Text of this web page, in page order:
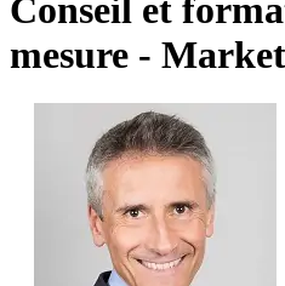
Conseil et
mesure -